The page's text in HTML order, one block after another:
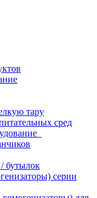
тару
сред
бутылок
серии